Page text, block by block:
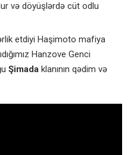
və döyüşlərdə cüt odlu
etdiyi Haşimoto mafiya
Hanzove Genci
Şimada klanının qədim və